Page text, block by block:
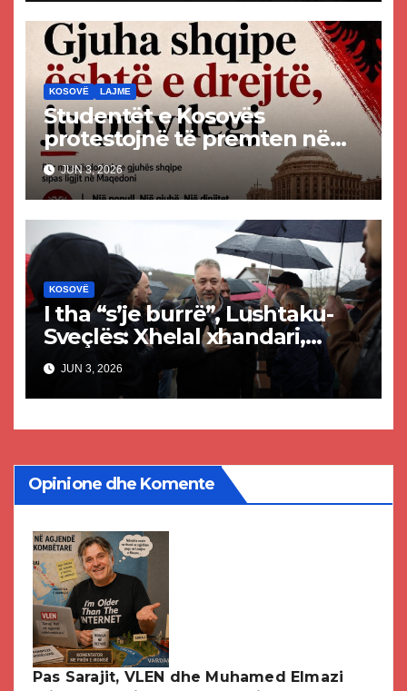
KOSOVË LAJME
Studentët e Kosovës
protestojnë të premten në
mbështetje të gjuhës shqipe
në Maqedoninë e Veriut
JUN 3, 2026
KOSOVË
I tha “s’je burrë”, Lushtaku-
Sveçlës: Xhelal xhandari,
dezertor i luftës – s’mund të
flasësh për burrëri
JUN 3, 2026
Opinione dhe Komente
Pas Sarajit, VLEN dhe Muhamed Elmazi